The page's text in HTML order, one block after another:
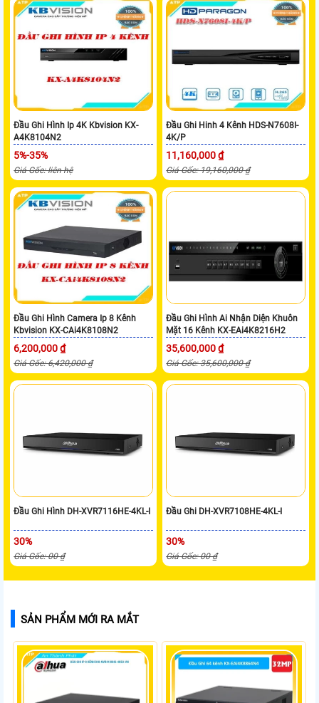
Đầu Ghi Hình Ip 4K Kbvision KX-
A4K8104N2
5%-35%
Giá Gốc: liên hệ
Đầu Ghi Hinh 4 Kênh HDS-N7608I-
4K/P
11,160,000 ₫
Giá Gốc: 19,160,000 ₫
Đầu Ghi Hình Camera Ip 8 Kênh
Kbvision KX-CAi4K8108N2
6,200,000 ₫
Giá Gốc: 6,420,000 ₫
Đầu Ghi Hình Ai Nhận Diện Khuôn
Mặt 16 Kênh KX-EAi4K8216H2
35,600,000 ₫
Giá Gốc: 35,600,000 ₫
Đầu Ghi Hình DH-XVR7116HE-4KL-I
30%
Giá Gốc: 00 ₫
Đầu Ghi DH-XVR7108HE-4KL-I
30%
Giá Gốc: 00 ₫
SẢN PHẨM MỚI RA MẮT